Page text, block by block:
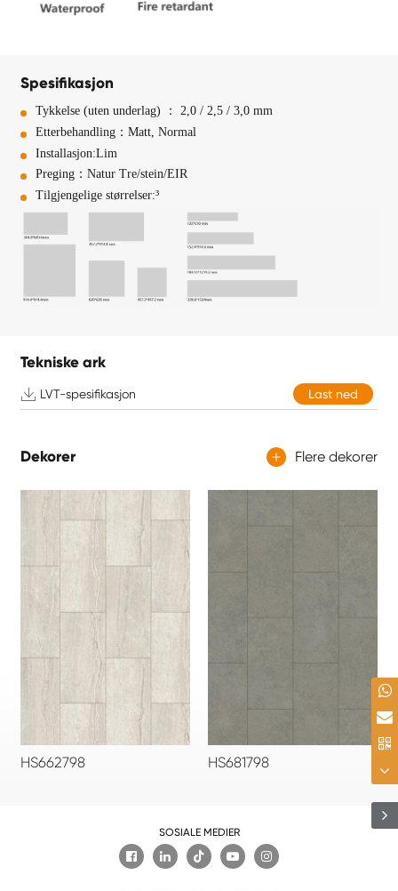
Spesifikasjon
Tykkelse (uten underlag) ： 2,0 / 2,5 / 3,0 mm
Etterbehandling：Matt, Normal
Installasjon:Lim
Preging：Natur Tre/stein/EIR
Tilgjengelige størrelser:³
Tekniske ark
 LVT-spesifikasjon Last ned
Dekorer Flere dekorer
HS662798 HS681798
SOSIALE MEDIER
